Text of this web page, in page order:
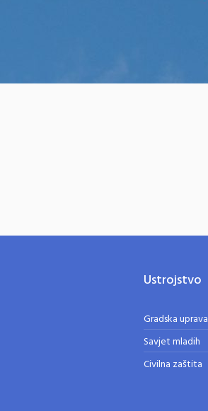
Ustrojstvo
Gradska uprava
Savjet mladih
Civilna zaštita